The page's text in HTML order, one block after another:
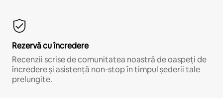
Rezervă cu încredere
Recenzii scrise de comunitatea noastră de oaspeți de
încredere și asistență non-stop în timpul șederii tale
prelungite.